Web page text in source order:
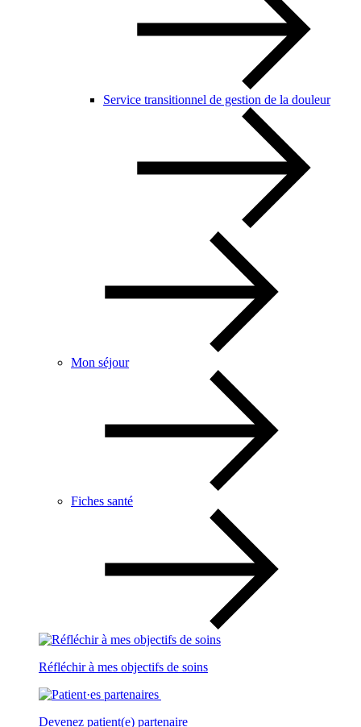
Service transitionnel de gestion de la douleur
Mon séjour
Fiches santé
Réfléchir à mes objectifs de soins
Devenez patient(e) partenaire